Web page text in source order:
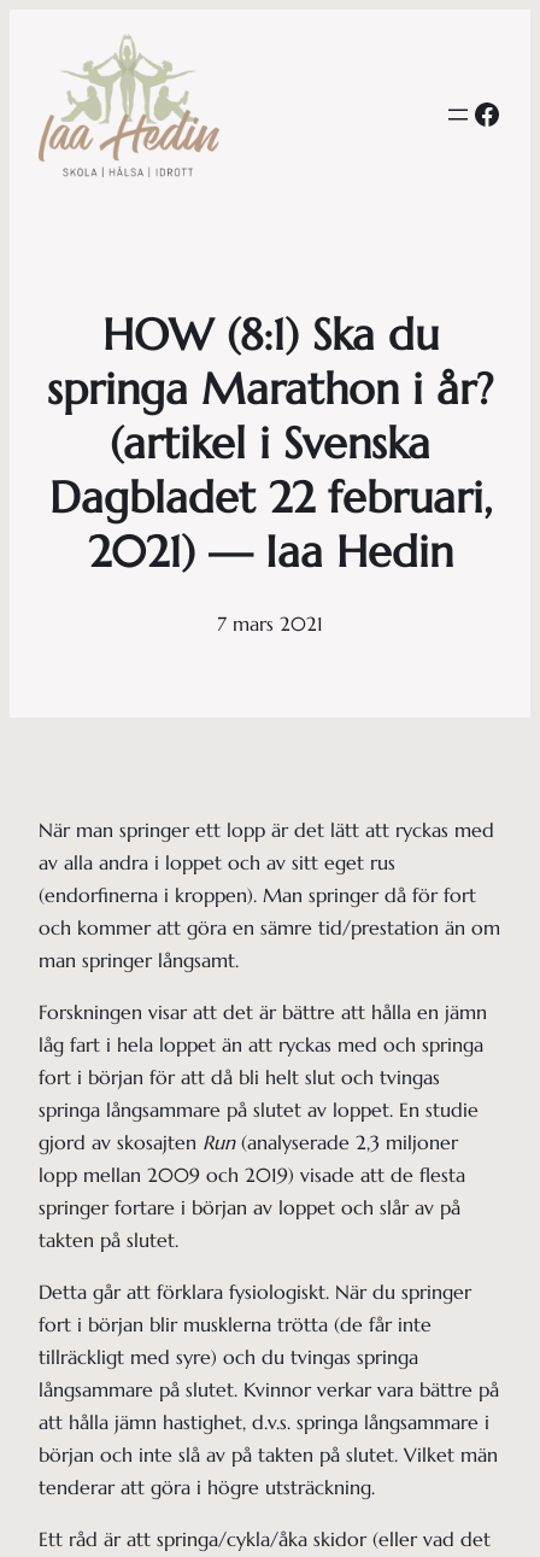
HOW (8:1) Ska du
springa Marathon i år?
(artikel i Svenska
Dagbladet 22 februari,
2021) — Iaa Hedin
7 mars 2021
När man springer ett lopp är det lätt att ryckas med
av alla andra i loppet och av sitt eget rus
(endorfinerna i kroppen). Man springer då för fort
och kommer att göra en sämre tid/prestation än om
man springer långsamt.
Forskningen visar att det är bättre att hålla en jämn
låg fart i hela loppet än att ryckas med och springa
fort i början för att då bli helt slut och tvingas
springa långsammare på slutet av loppet. En studie
gjord av skosajten Run(analyserade 2,3 miljoner
lopp mellan 2009 och 2019) visade att de flesta
springer fortare i början av loppet och slår av på
takten på slutet.
Detta går att förklara fysiologiskt. När du springer
fort i början blir musklerna trötta (de får inte
tillräckligt med syre) och du tvingas springa
långsammare på slutet. Kvinnor verkar vara bättre på
att hålla jämn hastighet, d.v.s. springa långsammare i
början och inte slå av på takten på slutet. Vilket män
tenderar att göra i högre utsträckning.
Ett råd är att springa/cykla/åka skidor (eller vad det